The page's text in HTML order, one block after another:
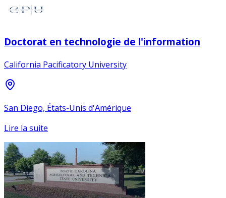
Doctorat en technologie de l'information
California Pacificatory University
San Diego, États-Unis d'Amérique
Lire la suite